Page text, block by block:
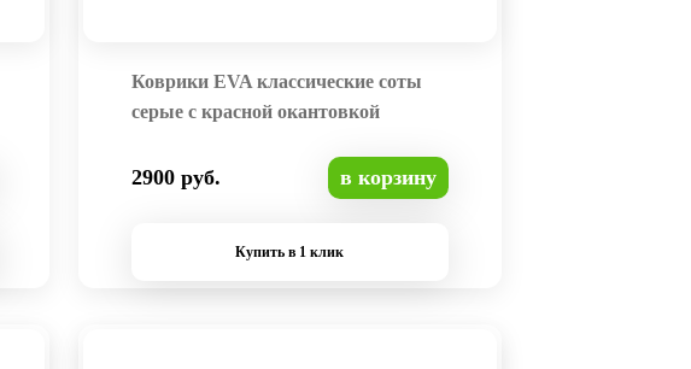
Коврики EVA классические соты
серые с красной окантовкой
2900 руб. в корзину
Купить в 1 клик